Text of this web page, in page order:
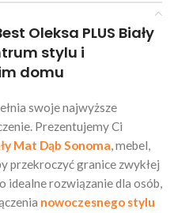
Oleksa PLUS Biały
stylu i
domu
swoje najwyższe
Prezentujemy Ci
Mat Dąb Sonoma, mebel,
przekroczyć granice zwykłej
idealne rozwiązanie dla osób,
nowoczesnego stylu